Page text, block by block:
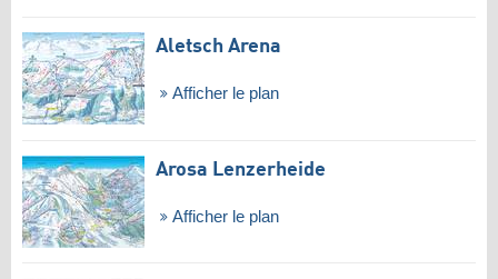
Aletsch Arena
Afficher le plan
Arosa Lenzerheide
Afficher le plan